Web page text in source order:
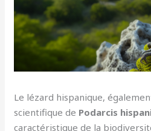
Le lézard hispanique,
scientifique de Podarcis
caractéristique de la